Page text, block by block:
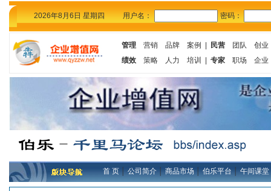
2026年8月6日 星期四 用户名： 密码：
管理 营销 品牌 案例 民营 团队
创业
绩效
策略 人力 培训 专家 职场 企业
首 页│公司简介│商品市场│伯乐平台│午间课堂